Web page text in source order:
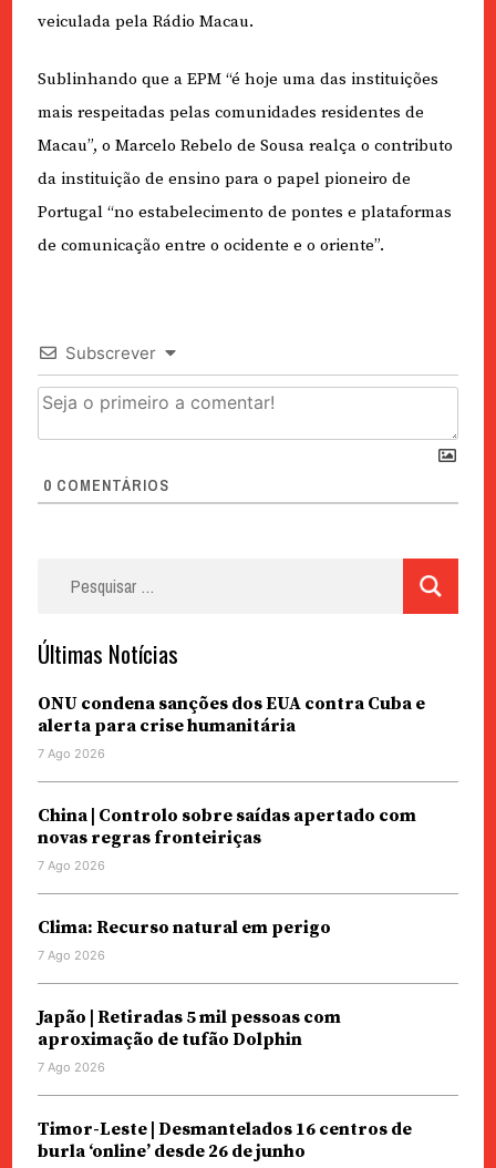
veiculada pela Rádio Macau.
Sublinhando que a EPM “é hoje uma das instituições
mais respeitadas pelas comunidades residentes de
Macau”, o Marcelo Rebelo de Sousa realça o contributo
da instituição de ensino para o papel pioneiro de
Portugal “no estabelecimento de pontes e plataformas
de comunicação entre o ocidente e o oriente”.
Subscrever
0 COMENTÁRIOS
Últimas Notícias
ONU condena sanções dos EUA contra Cuba e
alerta para crise humanitária
7 Ago 2026
China | Controlo sobre saídas apertado com
novas regras fronteiriças
7 Ago 2026
Clima: Recurso natural em perigo
7 Ago 2026
Japão | Retiradas 5 mil pessoas com
aproximação de tufão Dolphin
7 Ago 2026
Timor-Leste | Desmantelados 16 centros de
burla ‘online’ desde 26 de junho